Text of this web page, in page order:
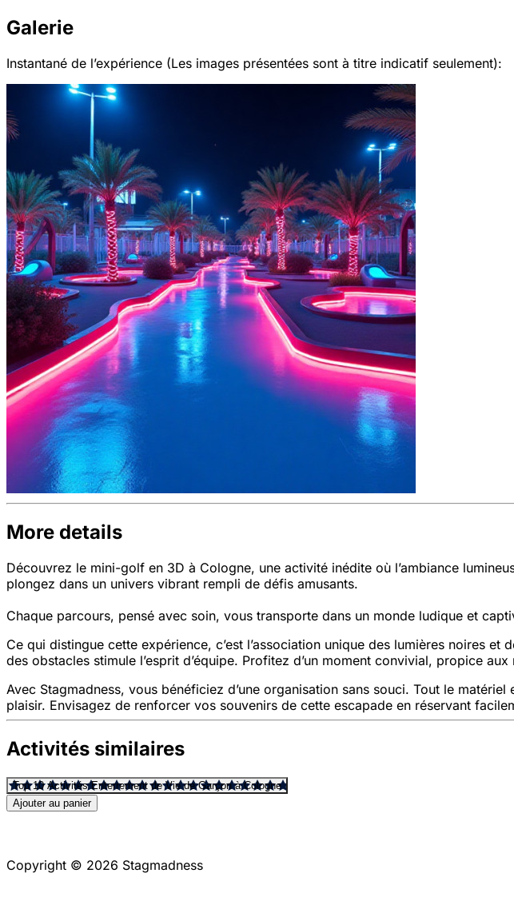
Galerie
Instantané de l’expérience (Les images présentées sont à titre indicatif seulement):
More details
Découvrez le mini-golf en 3D à Cologne, une activité inédite où l’ambiance
plongez dans un univers vibrant rempli de défis amusants.
Chaque parcours, pensé avec soin, vous transporte dans un monde ludique et
Ce qui distingue cette expérience, c’est l’association unique des lumières noires
des obstacles stimule l’esprit d’équipe. Profitez d’un moment convivial, propice
Avec Stagmadness, vous bénéficiez d’une organisation sans souci. Tout le
plaisir. Envisagez de renforcer vos souvenirs de cette escapade en réservant
Activités similaires
Top 10 Activités Enterrement de Vie de Garçon à Cologne
Ajouter au panier
Copyright © 2026 Stagmadness